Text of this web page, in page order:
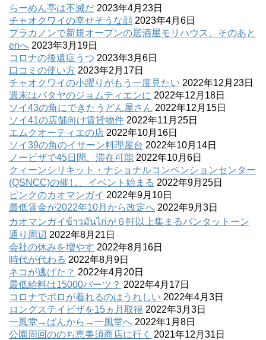
らーめん亭は不滅だ 2023年4月23日
チャオクワイの幸せそうな顔 2023年4月6日
プラカノンで新規オープンの居酒屋モリハウス、そのあと
enへ 2023年3月19日
コロナの後遺症うつ 2023年3月6日
口コミの使い方 2023年2月17日
チャオクワイの小躍りがもう一度見たい 2022年12月23日
週末はパタヤのジョムティエンに 2022年12月18日
ソイ43の角にできたうどん屋さん 2022年12月15日
ソイ41の店舗向け賃貸物件 2022年11月25日
エムクオーティエの店 2022年10月16日
ソイ39の角のイサーン料理屋台 2022年10月14日
ノービザで45日間、滞在可能 2022年10月6日
クィーンシリキット・ナショナルコンベンションセンター
(QSNCC)の催し、イベント始まる 2022年9月25日
ピンクのカオマンガイ 2022年9月10日
最低賃金が2022年10月から改定へ 2022年9月3日
カオマンガイข้าวมันไก่が６軒以上集まるバンタットーン
通り周辺 2022年8月21日
会社の休みを増やす 2022年8月16日
時代が代わる 2022年8月9日
ネコが逃げた？ 2022年4月20日
最低給料は15000バーツ？ 2022年4月17日
コロナでポロが着れるのはうれしい 2022年4月3日
ロングステイビザを15ヵ月取得 2022年3月3日
一風堂→ばんから→一風堂へ 2022年1月8日
公園周回ののち恵美須商店に行く
2021年12月31日